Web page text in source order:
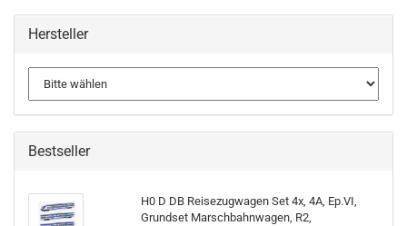
Hersteller
Bestseller
H0 D DB Reisezugwagen Set 4x, 4A, Ep.VI,
Grundset Marschbahnwagen, R2,